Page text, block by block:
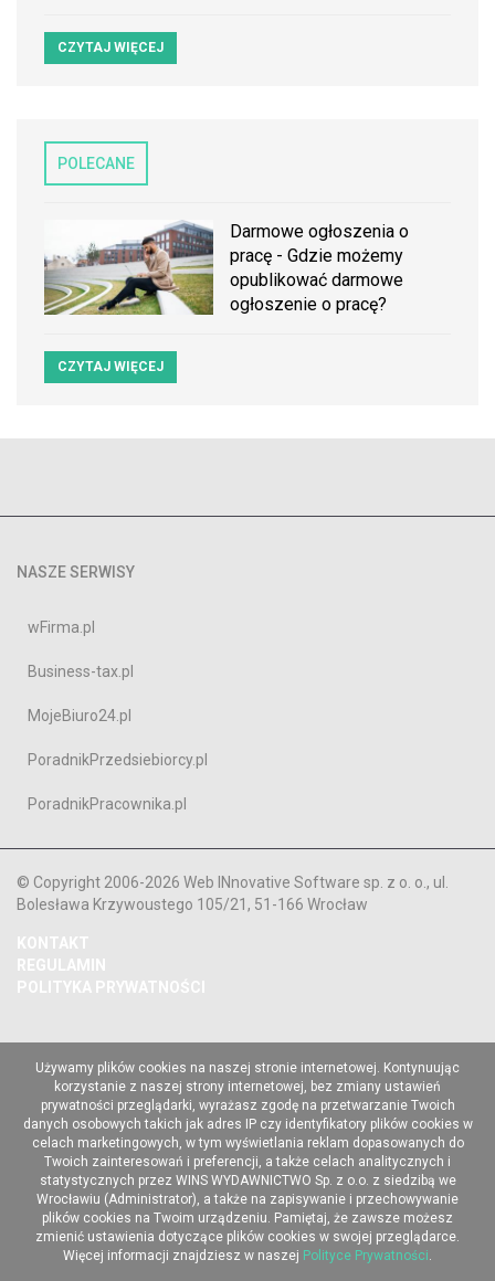
CZYTAJ WIĘCEJ
POLECANE
Darmowe ogłoszenia o
pracę - Gdzie możemy
opublikować darmowe
ogłoszenie o pracę?
CZYTAJ WIĘCEJ
NASZE SERWISY
wFirma.pl
Business-tax.pl
MojeBiuro24.pl
PoradnikPrzedsiebiorcy.pl
PoradnikPracownika.pl
© Copyright 2006-2026 Web INnovative Software sp. z o. o., ul.
Bolesława Krzywoustego 105/21, 51-166 Wrocław
KONTAKT
REGULAMIN
POLITYKA PRYWATNOŚCI
Używamy plików cookies na naszej stronie internetowej. Kontynuując
korzystanie z naszej strony internetowej, bez zmiany ustawień
prywatności przeglądarki, wyrażasz zgodę na przetwarzanie Twoich
danych osobowych takich jak adres IP czy identyfikatory plików cookies w
celach marketingowych, w tym wyświetlania reklam dopasowanych do
Twoich zainteresowań i preferencji, a także celach analitycznych i
statystycznych przez WINS WYDAWNICTWO Sp. z o.o. z siedzibą we
Wrocławiu (Administrator), a także na zapisywanie i przechowywanie
plików cookies na Twoim urządzeniu. Pamiętaj, że zawsze możesz
zmienić ustawienia dotyczące plików cookies w swojej przeglądarce.
Więcej informacji znajdziesz w naszej Polityce Prywatności.